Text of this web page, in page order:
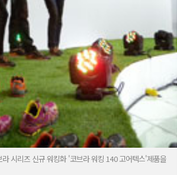
시리즈 신규 워킹화 '코브라 워킹 140 고어텍스'제품을